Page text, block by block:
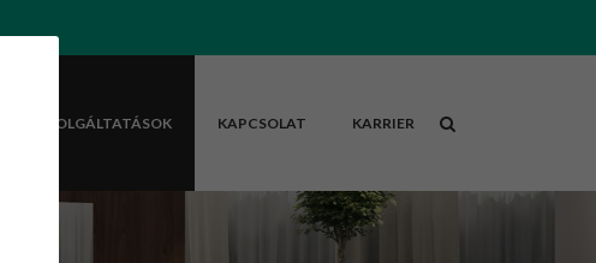
SZOLGÁLTATÁSOK KAPCSOLAT KARRIER